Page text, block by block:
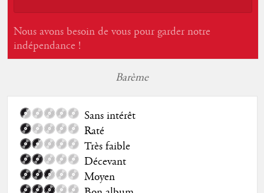
Nous avons besoin de vous pour garder notre
indépendance !
Barème
Sans intérêt
Raté
Très faible
Décevant
Moyen